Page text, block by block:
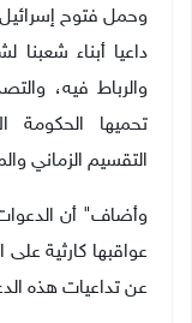
وحمل فتوح إسرائيل
داعيا أبناء شعبنا
والرباط فيه،
تحميها الحكومة
التقسيم الزماني
وأضاف" أن
عواقبها كارثية
عن تداعيات هذه